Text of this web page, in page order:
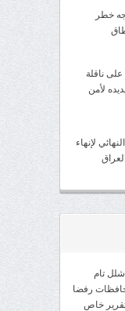
خطر
على ناقلة
لأمن
لإنهاء
تام
رفضا
خاص